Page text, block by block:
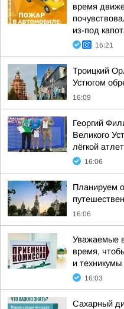
время
из-под
16:21
Троицкий
Устюгом
16:09
Георгий
Великого
лёгкой
16:06
Планируем
16:06
Уважаемые
время,
и
16:03
Сахарный